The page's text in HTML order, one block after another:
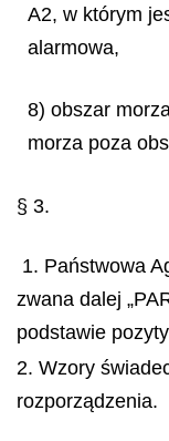
A2, w którym
alarmowa,
8) obszar
morza poza
§ 3.
1. Państwowa
zwana dalej
podstawie
2. Wzory
rozporządzenia.